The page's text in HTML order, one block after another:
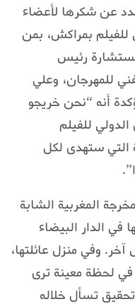
عن شكرها لأعضاء
للفيلم بمراكش، بمن
مستشارة رئيس
للمهرجان، وعلي
أنه “نحن خريجو
للفيلم
التي ستهدى لكل
المغربية الشابة
في الدار البيضاء
آخر. وفي منزل عائلتها،
لحظة معينة ترى
تسأل خلاله